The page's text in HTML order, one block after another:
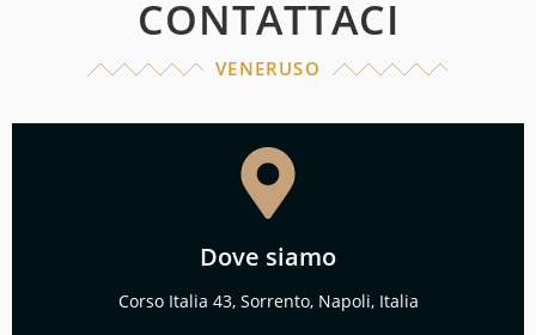
CONTATTACI
VENERUSO
Dove siamo
Corso Italia 43, Sorrento, Napoli, Italia